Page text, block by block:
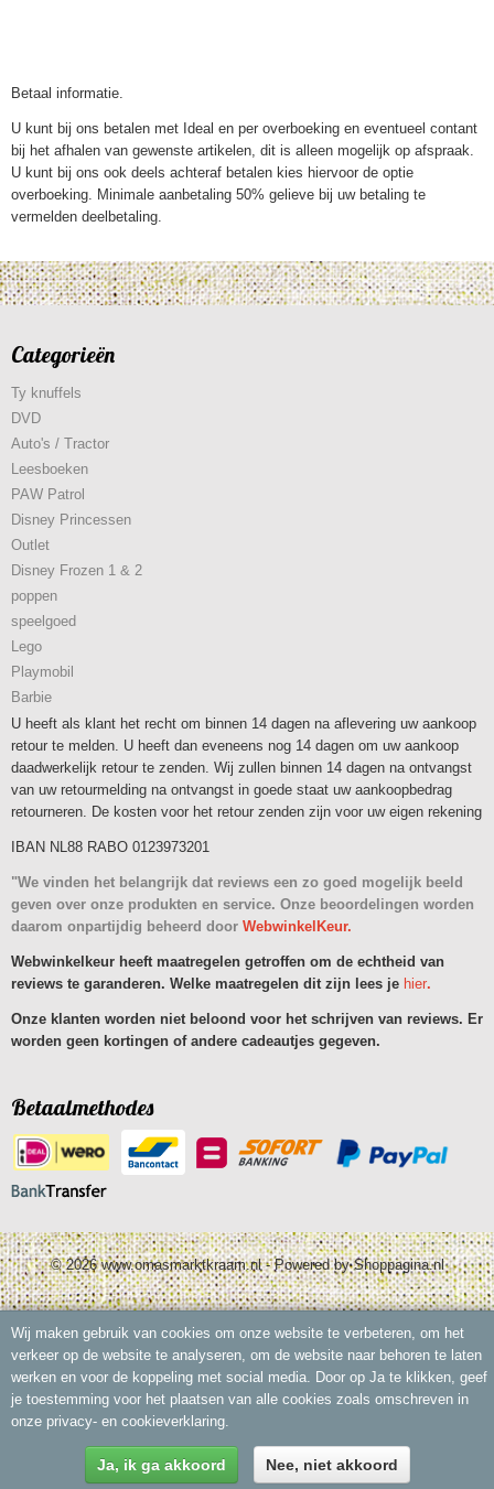
Betaal informatie.
U kunt bij ons betalen met Ideal en per overboeking en eventueel contant
bij het afhalen van gewenste artikelen, dit is alleen mogelijk op afspraak.
U kunt bij ons ook deels achteraf betalen kies hiervoor de optie
overboeking. Minimale aanbetaling 50% gelieve bij uw betaling te
vermelden deelbetaling.
Categorieën
Ty knuffels
DVD
Auto's / Tractor
Leesboeken
PAW Patrol
Disney Princessen
Outlet
Disney Frozen 1 & 2
poppen
speelgoed
Lego
Playmobil
Barbie
U heeft als klant het recht om binnen 14 dagen na aflevering uw aankoop
retour te melden. U heeft dan eveneens nog 14 dagen om uw aankoop
daadwerkelijk retour te zenden. Wij zullen binnen 14 dagen na ontvangst
van uw retourmelding na ontvangst in goede staat uw aankoopbedrag
retourneren. De kosten voor het retour zenden zijn voor uw eigen rekening
IBAN NL88 RABO 0123973201
"We vinden het belangrijk dat reviews een zo goed mogelijk beeld
geven over onze produkten en service. Onze beoordelingen worden
daarom onpartijdig beheerd door WebwinkelKeur.
Webwinkelkeur heeft maatregelen getroffen om de echtheid van
reviews te garanderen. Welke maatregelen dit zijn lees je hier.
Onze klanten worden niet beloond voor het schrijven van reviews. Er
worden geen kortingen of andere cadeautjes gegeven.
Betaalmethodes
© 2026 www.omasmarktkraam.nl - Powered by Shoppagina.nl
Wij maken gebruik van cookies om onze website te verbeteren, om het
verkeer op de website te analyseren, om de website naar behoren te laten
werken en voor de koppeling met social media. Door op Ja te klikken, geef
je toestemming voor het plaatsen van alle cookies zoals omschreven in
onze privacy- en cookieverklaring.
Ja, ik ga akkoord Nee, niet akkoord